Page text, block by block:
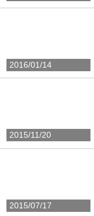
2016/01/14
2015/11/20
2015/07/17